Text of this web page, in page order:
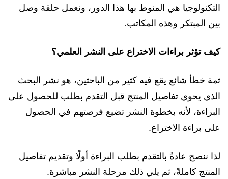
التكنولوجيا هي المنوط بها هذا الدور، ونعمل حلقة وصل
بين المبتكر وهذه المكاتب.
كيف تؤثر براءات الاختراع على النشر العلمي؟
ثمة خطأ شائع يقع فيه كثير من الباحثين، هو نشر البحث
الذي يحوي تفاصيل المنتج قبل التقدم بطلب للحصول على
البراءة، لأنه بخطوة النشر تضيع فرصتهم في الحصول
على براءة الاختراع.
لذا ننصح عادةً بالتقدم بطلب البراءة أولًا وتقديم تفاصيل
المنتج كاملةً، ثم يلي ذلك مرحلة النشر مباشرة.